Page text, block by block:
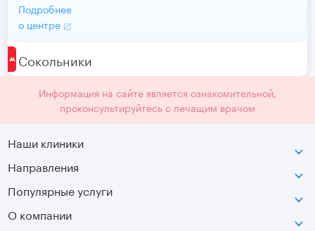
Подробнее
о центре
Сокольники
Информация на сайте является ознакомительной,
проконсультируйтесь с лечащим врачом
Наши клиники
ВДНХ
г. Москва, ул. Стромынка, д. 11
Направления
Неврология
Ортопедия-травматология
Популярные услуги
МРТ
О компании